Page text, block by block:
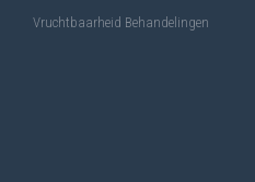
Vruchtbaarheid Behandelingen